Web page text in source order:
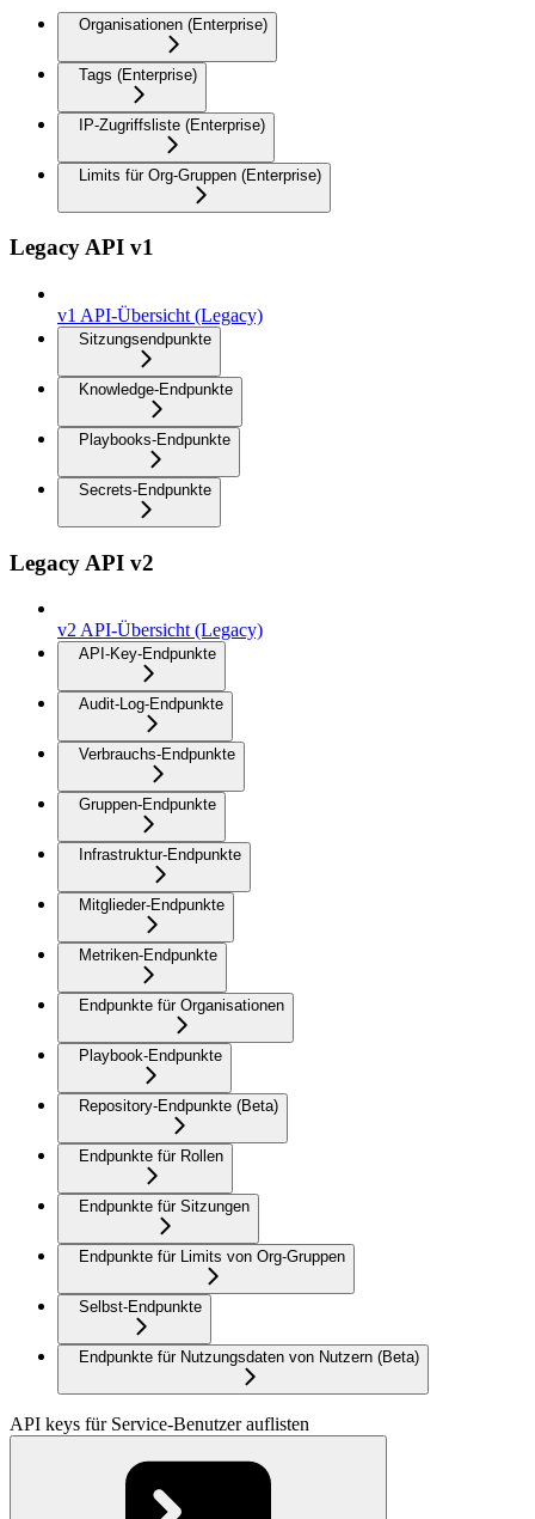
Organisationen (Enterprise)
Tags (Enterprise)
IP-Zugriffsliste (Enterprise)
Limits für Org-Gruppen (Enterprise)
Legacy API v1
v1 API-Übersicht (Legacy)
Sitzungsendpunkte
Knowledge-Endpunkte
Playbooks-Endpunkte
Secrets-Endpunkte
Legacy API v2
v2 API-Übersicht (Legacy)
API-Key-Endpunkte
Audit-Log-Endpunkte
Verbrauchs-Endpunkte
Gruppen-Endpunkte
Infrastruktur-Endpunkte
Mitglieder-Endpunkte
Metriken-Endpunkte
Endpunkte für Organisationen
Playbook-Endpunkte
Repository-Endpunkte (Beta)
Endpunkte für Rollen
Endpunkte für Sitzungen
Endpunkte für Limits von Org-Gruppen
Selbst-Endpunkte
Endpunkte für Nutzungsdaten von Nutzern (Beta)
API keys für Service-Benutzer auflisten